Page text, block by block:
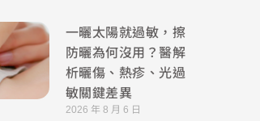
一曬太陽就過敏，擦
防曬為何沒用？醫解
析曬傷、熱疹、光過
敏關鍵差異
2026 年 8 月 6 日